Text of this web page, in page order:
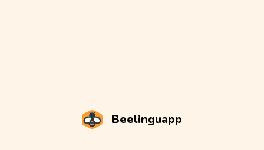
Beelinguapp